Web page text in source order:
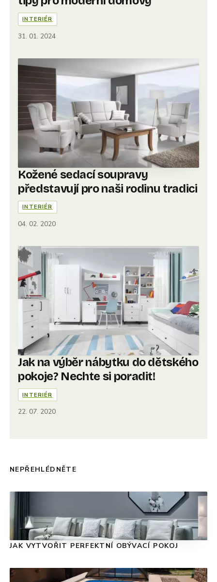
INTERIÉR
31. 01. 2024
Kožené sedací soupravy
představují pro naši rodinu tradici
INTERIÉR
04. 02. 2020
Jak na výběr nábytku do dětského
pokoje? Nechte si poradit!
INTERIÉR
22. 07. 2020
NEPŘEHLÉDNĚTE
JAK VYTVOŘIT PERFEKTNÍ OBÝVACÍ POKOJ